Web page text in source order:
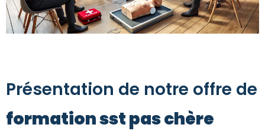
Présentation de notre offre de
formation sst pas chère